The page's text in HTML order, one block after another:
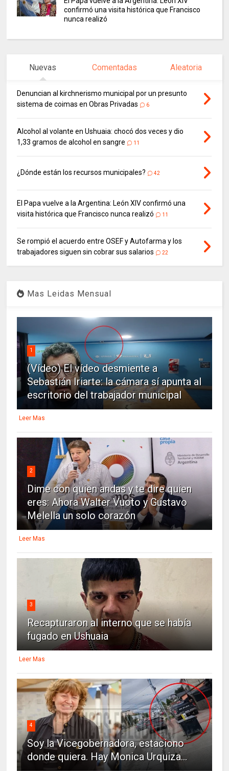
confirmó una visita histórica que Francisco
nunca realizó
Nuevas Comentadas Aleatoria
Denuncian al kirchnerismo municipal por un presunto
sistema de coimas en Obras Privadas
6
Alcohol al volante en Ushuaia: chocó dos veces y dio
1,33 gramos de alcohol en sangre
11
¿Dónde están los recursos municipales? 42
El Papa vuelve a la Argentina: León XIV confirmó una
visita histórica que Francisco nunca realizó
11
Se rompió el acuerdo entre OSEF y Autofarma y los
trabajadores siguen sin cobrar sus salarios
22
Mas Leidas Mensual
1
(Vídeo) El vídeo desmiente a
Sebastián Iriarte: la cámara sí apunta al
escritorio del trabajador municipal
Leer Mas
2
Dime con quien andas y te dire quien
eres: Ahora Walter Vuoto y Gustavo
Melella un solo corazón
Leer Mas
3
Recapturaron al interno que se había
fugado en Ushuaia
Leer Mas
4
Soy la Vicegobernadora, estaciono
donde quiera. Hay Monica Urquiza...